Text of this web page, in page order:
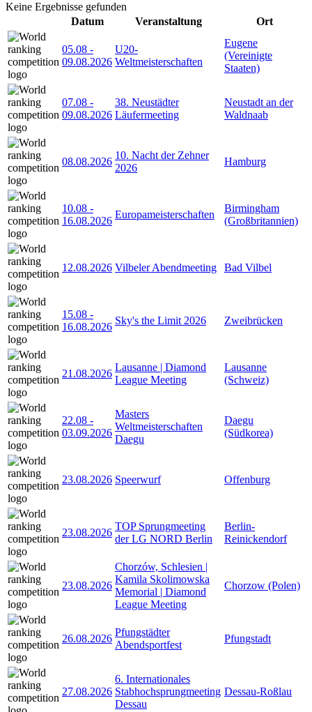
Keine Ergebnisse gefunden
Datum
Veranstaltung Ort
05.08 -
09.08.2026
U20-
Weltmeisterschaften
Eugene
(Vereinigte
Staaten)
07.08 -
09.08.2026
38. Neustädter
Läufermeeting
Neustadt an der
Waldnaab
08.08.2026
10. Nacht der Zehner
2026
Hamburg
10.08 -
16.08.2026
Europameisterschaften
Birmingham
(Großbritannien)
12.08.2026 Vilbeler Abendmeeting Bad Vilbel
15.08 -
16.08.2026
Sky's the Limit 2026 Zweibrücken
21.08.2026
Lausanne | Diamond
League Meeting
Lausanne
(Schweiz)
22.08 -
03.09.2026
Masters
Weltmeisterschaften
Daegu
Daegu
(Südkorea)
23.08.2026 Speerwurf Offenburg
23.08.2026
TOP Sprungmeeting
der LG NORD Berlin
Berlin-
Reinickendorf
23.08.2026
Chorzów, Schlesien |
Kamila Skolimowska
Memorial | Diamond
League Meeting
Chorzow (Polen)
26.08.2026
Pfungstädter
Abendsportfest
Pfungstadt
27.08.2026
6. Internationales
Stabhochsprungmeeting
Dessau
Dessau-Roßlau